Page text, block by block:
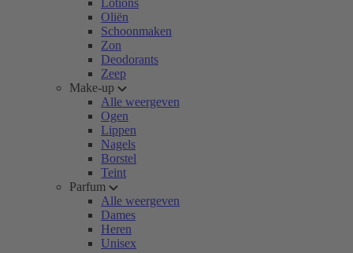
Lotions
Oliën
Schoonmaken
Zon
Deodorants
Zeep
Make-up
Alle weergeven
Ogen
Lippen
Nagels
Borstel
Teint
Parfum
Alle weergeven
Dames
Heren
Unisex